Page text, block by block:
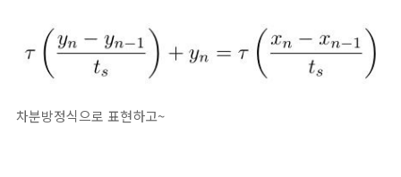
차분방정식으로 표현하고~